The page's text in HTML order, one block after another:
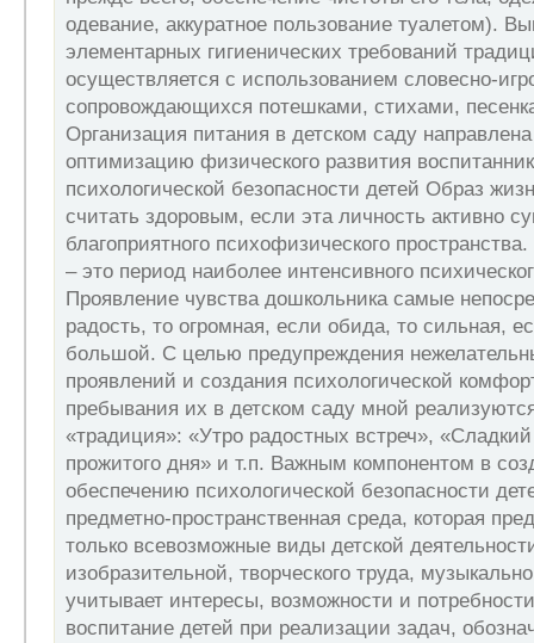
одевание, аккуратное пользование туалетом).
элементарных гигиенических требований
осуществляется с использованием словесно-
сопровождающихся потешками, стихами,
Организация питания в детском саду
оптимизацию физического развития
психологической безопасности детей Образ
считать здоровым, если эта личность активно
благоприятного психофизического
– это период наиболее интенсивного
Проявление чувства дошкольника самые
радость, то огромная, если обида, то сильная,
большой. С целью предупреждения
проявлений и создания психологической
пребывания их в детском саду мной
«традиция»: «Утро радостных встреч»,
прожитого дня» и т.п. Важным компонентом в
обеспечению психологической безопасности
предметно-пространственная среда, которая
только всевозможные виды детской
изобразительной, творческого труда,
учитывает интересы, возможности и
воспитание детей при реализации задач,